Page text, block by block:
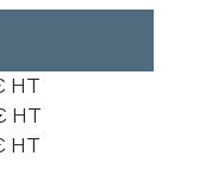
HT
HT
HT